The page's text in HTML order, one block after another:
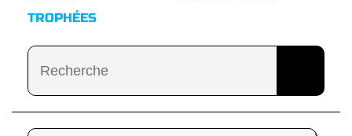
TROPHÉES